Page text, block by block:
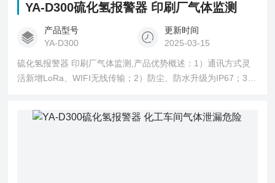
YA-D300硫化氢报警器 印刷厂气体监测
产品型号
YA-D300
更新时间
2025-03-15
硫化氢报警器 印刷厂气体监测,产品优势概述：1）通讯方式灵
活新增LoRa、WIFI无线传输；2）防尘、防水升级为IP67；3）
高。